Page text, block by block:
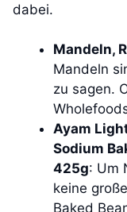
dabei.
Mandeln,
Mandeln
zu sagen.
Ayam
Sodium
425g: Um
keine
Baked